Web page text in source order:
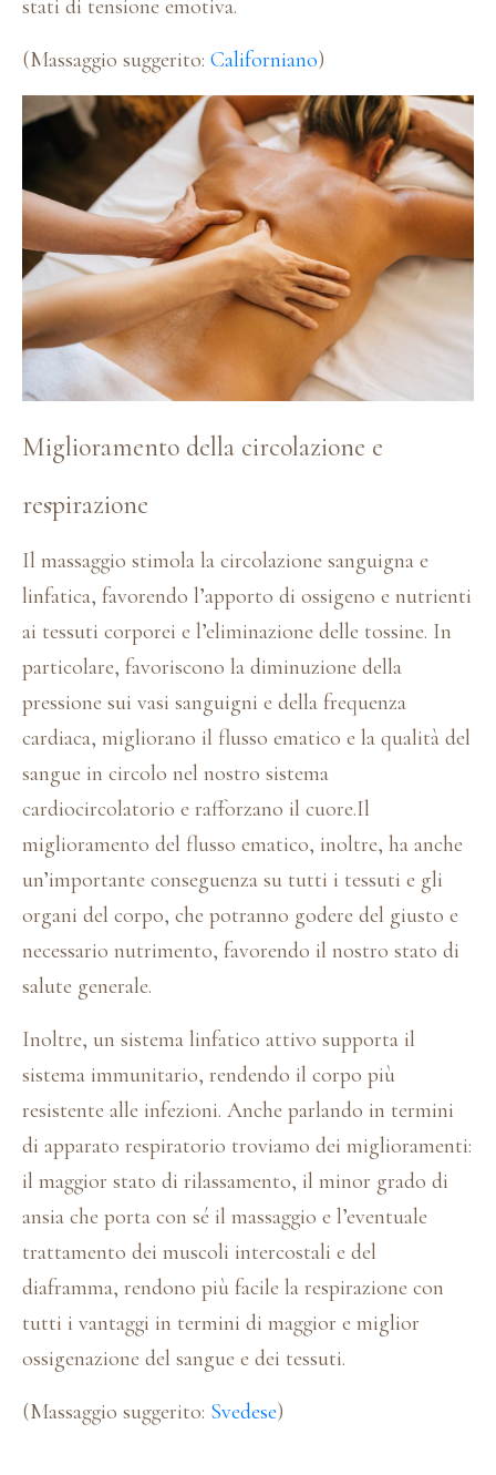
stati di tensione emotiva.
(Massaggio suggerito: Californiano)
Miglioramento della circolazione e
respirazione
Il massaggio stimola la circolazione sanguigna e
linfatica, favorendo l’apporto di ossigeno e nutrienti
ai tessuti corporei e l’eliminazione delle tossine. In
particolare, favoriscono la diminuzione della
pressione sui vasi sanguigni e della frequenza
cardiaca, migliorano il flusso ematico e la qualità del
sangue in circolo nel nostro sistema
cardiocircolatorio e rafforzano il cuore.Il
miglioramento del flusso ematico, inoltre, ha anche
un’importante conseguenza su tutti i tessuti e gli
organi del corpo, che potranno godere del giusto e
necessario nutrimento, favorendo il nostro stato di
salute generale.
Inoltre, un sistema linfatico attivo supporta il
sistema immunitario, rendendo il corpo più
resistente alle infezioni. Anche parlando in termini
di apparato respiratorio troviamo dei miglioramenti:
il maggior stato di rilassamento, il minor grado di
ansia che porta con sé il massaggio e l’eventuale
trattamento dei muscoli intercostali e del
diaframma, rendono più facile la respirazione con
tutti i vantaggi in termini di maggior e miglior
ossigenazione del sangue e dei tessuti.
(Massaggio suggerito: Svedese)